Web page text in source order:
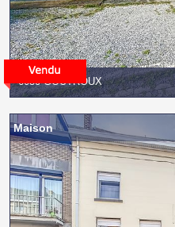
6030 GOUTROUX
Maison